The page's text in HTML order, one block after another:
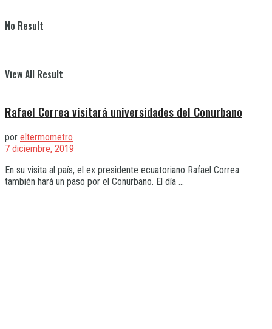
No Result
View All Result
Rafael Correa visitará universidades del Conurbano
por eltermometro
7 diciembre, 2019
En su visita al país, el ex presidente ecuatoriano Rafael Correa
también hará un paso por el Conurbano. El día ...